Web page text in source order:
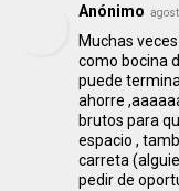
Anónimo
Muchas
como bocina
puede
ahorre
brutos para
espacio ,
carreta
pedir de